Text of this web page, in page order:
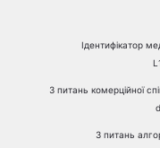
Ідентифікатор
З питань комерційної
З питань